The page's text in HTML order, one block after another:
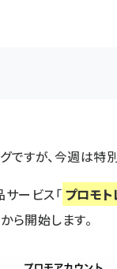
すが、今週は特
ービス「 プロモト
ら開始します。